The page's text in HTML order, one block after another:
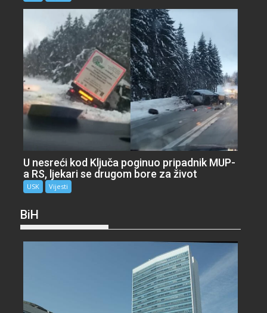
U nesreći kod Ključa poginuo pripadnik MUP-
a RS, ljekari se drugom bore za život
USK Vijesti
BiH